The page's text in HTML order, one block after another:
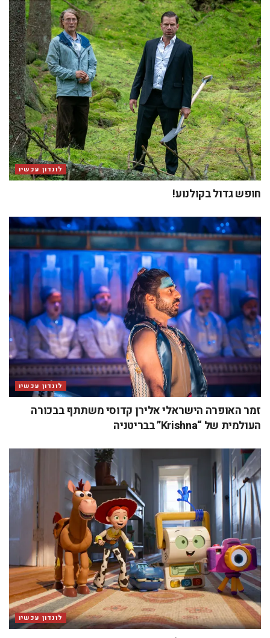
לונדון עכשיו
חופש גדול בקולנוע!
לונדון עכשיו
זמר האופרה הישראלי אלירן קדוסי משתתף בבכורה
העולמית של “Krishna” בבריטניה
לונדון עכשיו